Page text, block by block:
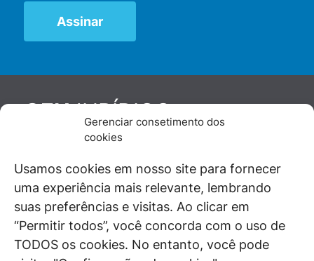
Gerenciar consetimento dos
cookies
Usamos cookies em nosso site para fornecer
uma experiência mais relevante, lembrando
suas preferências e visitas. Ao clicar em
“Permitir todos”, você concorda com o uso de
TODOS os cookies. No entanto, você pode
GENJURÍDICO
De maneira independente, os autores e
juristas e doutrinadores nacionais, se posicionam
diante de questões relevantes do cotidiano e
universo jurídico.